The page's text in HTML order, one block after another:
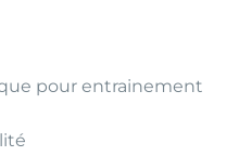
pour entrainement